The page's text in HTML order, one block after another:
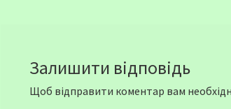
Залишити відповідь
Щоб відправити коментар вам